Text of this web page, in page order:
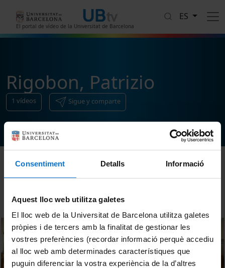
Consentiment Detalls Informació
Aquest lloc web utilitza galetes
El lloc web de la Universitat de Barcelona utilitza galetes
pròpies i de tercers amb la finalitat de gestionar les
vostres preferències (recordar informació perquè accediu
al lloc web amb determinades característiques que
puguin diferenciar la vostra experiència de la d’altres
El portal de vídeo de la Universitat de Barcelona
ES
Rigobon, Patrizio
1 vídeos Sigue y comparte
Ordenar